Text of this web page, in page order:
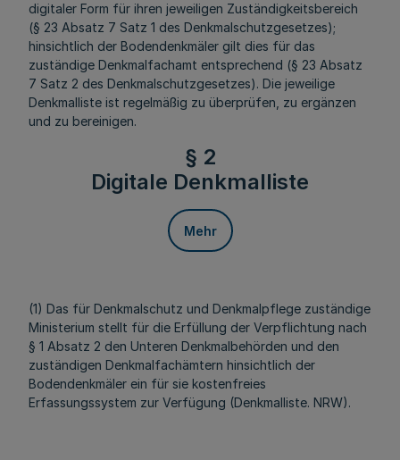
digitaler Form für ihren jeweiligen Zuständigkeitsbereich
(§ 23 Absatz 7 Satz 1 des Denkmalschutzgesetzes);
hinsichtlich der Bodendenkmäler gilt dies für das
zuständige Denkmalfachamt entsprechend (§ 23 Absatz
7 Satz 2 des Denkmalschutzgesetzes). Die jeweilige
Denkmalliste ist regelmäßig zu überprüfen, zu ergänzen
und zu bereinigen.
§ 2
Digitale Denkmalliste
Mehr
(1) Das für Denkmalschutz und Denkmalpflege zuständige
Ministerium stellt für die Erfüllung der Verpflichtung nach
§ 1 Absatz 2 den Unteren Denkmalbehörden und den
zuständigen Denkmalfachämtern hinsichtlich der
Bodendenkmäler ein für sie kostenfreies
Erfassungssystem zur Verfügung (Denkmalliste. NRW).